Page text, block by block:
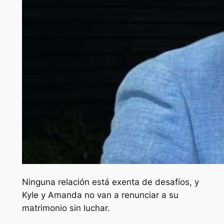
Ninguna relación está exenta de desafíos, y
Kyle y Amanda no van a renunciar a su
matrimonio sin luchar.